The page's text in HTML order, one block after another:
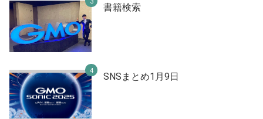
書籍検索
SNSまとめ1月9日